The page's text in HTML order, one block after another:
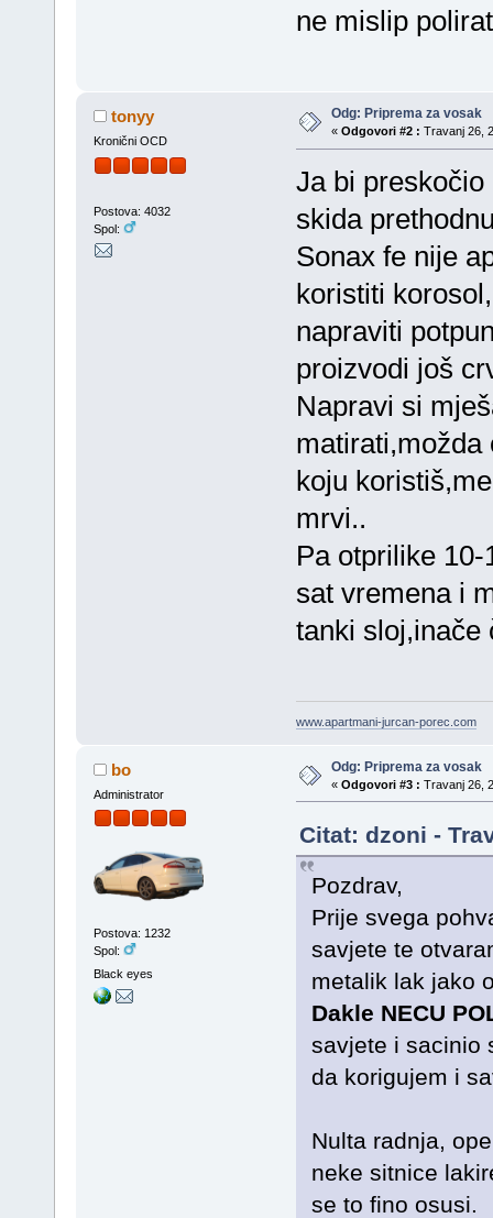
ne mislip
tonyy
Kronični OCD
Postova: 4032
Spol:
Odg: Priprema za vosak
« Odgovori #2 : Travanj 26,
Ja bi
skida
Sonax fe nije
koristiti
napraviti
proizvodi još
Napravi si
matirati,možda
koju
mrvi..
Pa otprilike
sat vremena i
tanki sloj,inače
www.apartmani-jurcan-porec.com
bo
Administrator
Postova: 1232
Spol:
Black eyes
Odg: Priprema za vosak
« Odgovori #3 : Travanj 26,
Citat: dzoni -
Pozdrav,
Prije svega
savjete te
metalik lak jako
Dakle NECU
savjete i sacinio
da korigujem i
Nulta radnja,
neke sitnice
se to fino osusi.